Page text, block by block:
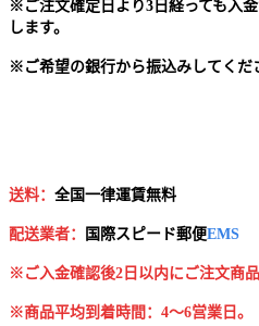
※ ご注文確定日より3日経っても入
します。
※ ご希望の銀行から振込みしてくだ
送料： 全国一律運賃無料
配送業者： 国 際スピード郵便EMS
※ご入金確認後2日以内にご注文商
※商品平均到着時間：4～6営業日。